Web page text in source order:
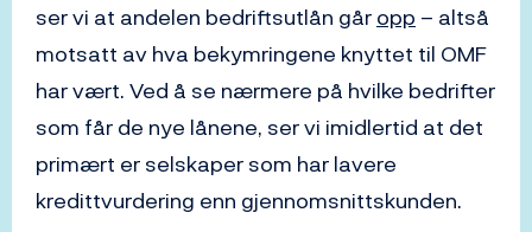
ser vi at andelen bedriftsutlån gåropp – altså
motsatt av hva bekymringene knyttet til OMF
har vært. Ved å se nærmere på hvilke bedrifter
som får de nye lånene, ser vi imidlertid at det
primært er selskaper som har lavere
kredittvurdering enn gjennomsnittskunden.